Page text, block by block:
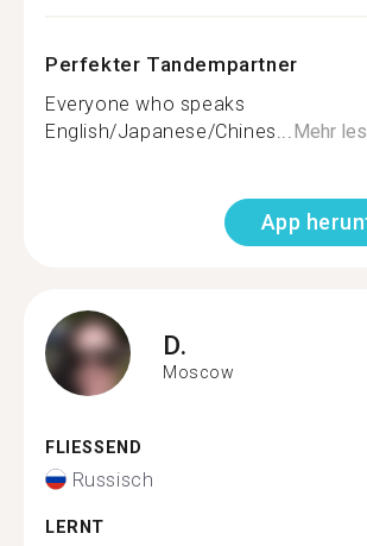
Perfekter Tandempartner
Everyone who speaks
English/Japanese/Chines...Mehr
App
D.
Moscow
FLIESSEND
Russisch
LERNT